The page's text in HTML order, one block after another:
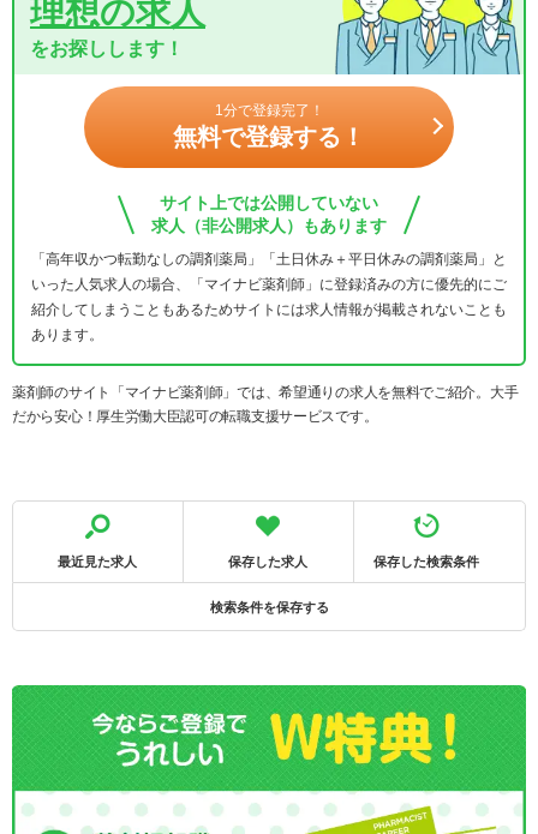
理想の求人
をお探しします！
1分で登録完了！
無料で登録する！
サイト上では公開していない
求人（非公開求人）もあります
「高年収かつ転勤なしの調剤薬局」「土日休み＋平日休みの調剤薬局」と
いった人気求人の場合、「マイナビ薬剤師」に登録済みの方に優先的にご
紹介してしまうこともあるためサイトには求人情報が掲載されないことも
あります。
薬剤師のサイト「マイナビ薬剤師」では、希望通りの求人を無料でご紹介。大手
だから安心！厚生労働大臣認可の転職支援サービスです。
最近見た求人 保存した求人 保存した検索条件
検索条件を保存する